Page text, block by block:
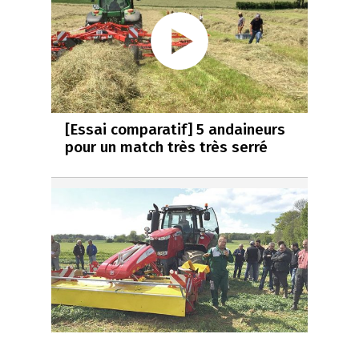
[Essai comparatif] 5 andaineurs
pour un match très très serré